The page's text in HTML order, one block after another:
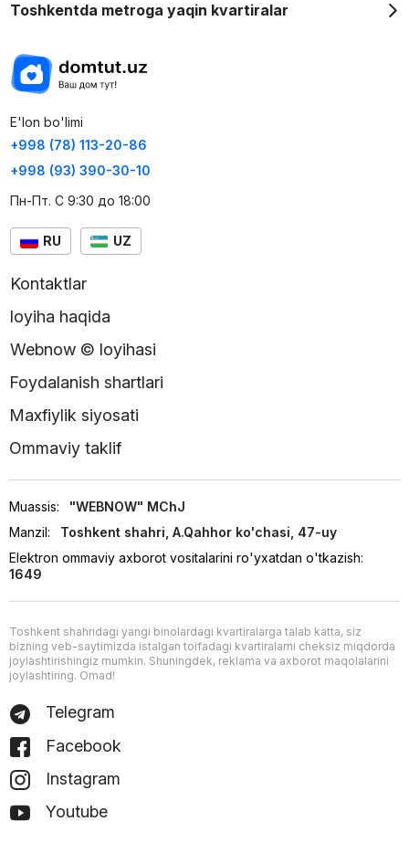
Toshkentda metroga yaqin kvartiralar
E'lon bo'limi
+998 (78) 113-20-86
+998 (93) 390-30-10
Пн-Пт. С 9:30 до 18:00
RU UZ
Kontaktlar
loyiha haqida
Webnow © loyihasi
Foydalanish shartlari
Maxfiylik siyosati
Ommaviy taklif
Muassis:
"WEBNOW" MChJ
Manzil:
Toshkent shahri, A.Qahhor ko'chasi, 47-uy
Elektron ommaviy axborot vositalarini ro'yxatdan o'tkazish:
1649
Toshkent shahridagi yangi binolardagi kvartiralarga talab katta, siz
bizning veb-saytimizda istalgan toifadagi kvartiralarni cheksiz miqdorda
joylashtirishingiz mumkin. Shuningdek, reklama va axborot maqolalarini
joylashtiring. Omad!
Telegram
Facebook
Instagram
Youtube